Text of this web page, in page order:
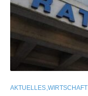
AKTUELLES WIRTSCHAFT